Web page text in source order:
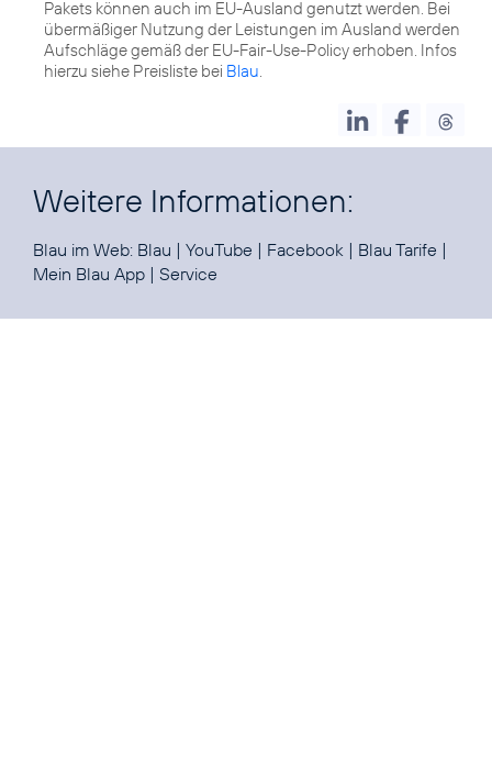
Pakets können auch im EU-Ausland genutzt werden. Bei
übermäßiger Nutzung der Leistungen im Ausland werden
Aufschläge gemäß der EU-Fair-Use-Policy erhoben. Infos
hierzu siehe Preisliste bei Blau.
Weitere Informationen:
Blau im Web: Blau | YouTube | Facebook | Blau Tarife |
Mein Blau App | Service